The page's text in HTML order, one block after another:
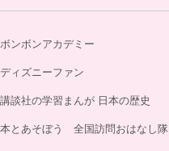
ボンボンアカデミー
ディズニーファン
講談社の学習まんが 日本の歴史
本とあそぼう 全国訪問おはなし隊